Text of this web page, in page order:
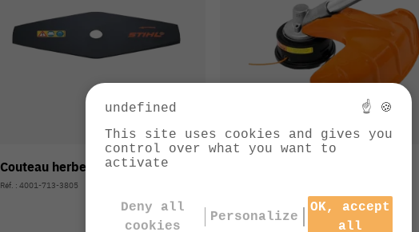
Couteau herbe 2 dents
Réf. : 4001-713-3805
undefined
☝ 🍪
This site uses cookies and gives you
control over what you want to
activate
Deny all
cookies
Personalize
OK, accept
all